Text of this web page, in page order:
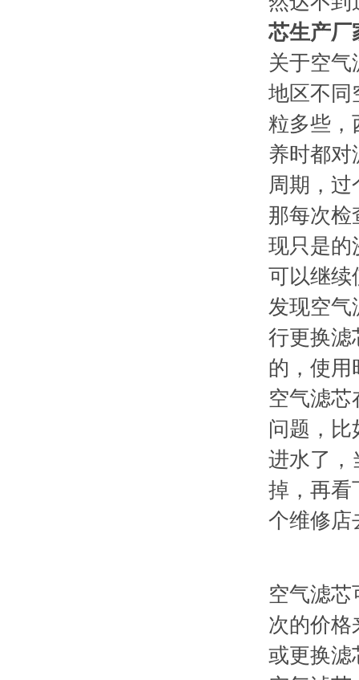
芯生产厂
关于空气
地区不同
粒多些，
养时都对
周期，
那每次检
现只是的
可以继续
发现空气
行更换滤
的，使用
空气滤芯
问题，比
进水了，
掉，再看
个维修店
空气滤芯
次的价格
或更换滤